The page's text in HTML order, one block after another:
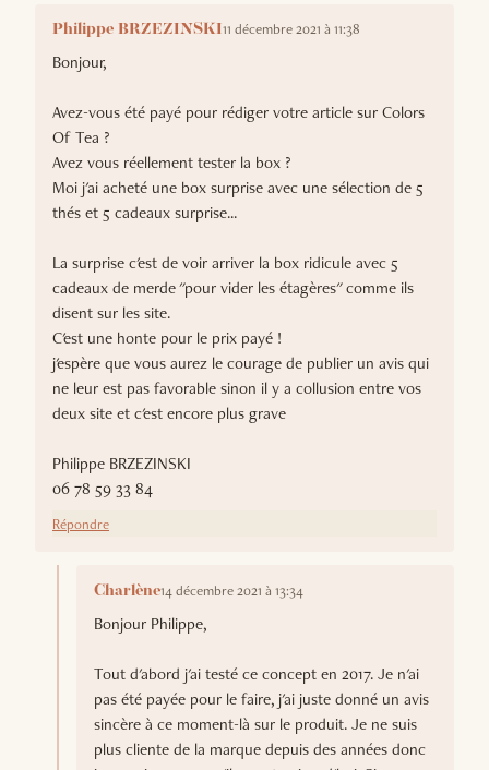
Philippe BRZEZINSKI11 décembre 2021 à 11:38
Bonjour,
Avez-vous été payé pour rédiger votre article sur Colors
Of Tea ?
Avez vous réellement tester la box ?
Moi j'ai acheté une box surprise avec une sélection de 5
thés et 5 cadeaux surprise...
La surprise c'est de voir arriver la box ridicule avec 5
cadeaux de merde "pour vider les étagères" comme ils
disent sur les site.
C'est une honte pour le prix payé !
j'espère que vous aurez le courage de publier un avis qui
ne leur est pas favorable sinon il y a collusion entre vos
deux site et c'est encore plus grave
Philippe BRZEZINSKI
06 78 59 33 84
Répondre
Charlène14 décembre 2021 à 13:34
Bonjour Philippe,
Tout d'abord j'ai testé ce concept en 2017. Je n'ai
pas été payée pour le faire, j'ai juste donné un avis
sincère à ce moment-là sur le produit. Je ne suis
plus cliente de la marque depuis des années donc